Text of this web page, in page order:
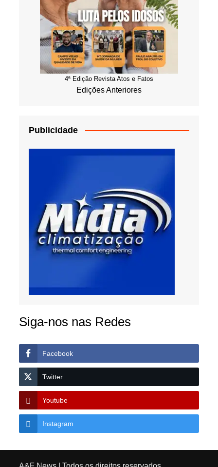
4ª Edição Revista Atos e Fatos
Edições Anteriores
Publicidade
Siga-nos nas Redes
Facebook
Twitter
Youtube
Instagram